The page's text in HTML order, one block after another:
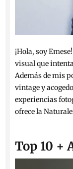
¡Hola, soy
visual que
Además de mis
vintage y
experiencias
ofrece la
Top 10 +